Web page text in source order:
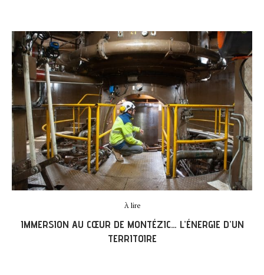
À lire
IMMERSION AU CŒUR DE MONTÉZIC… L’ÉNERGIE D’UN
TERRITOIRE